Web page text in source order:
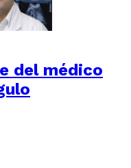
del médico